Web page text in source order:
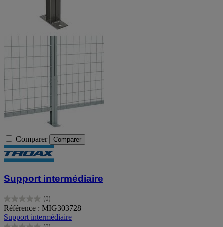
Comparer Comparer
Support intermédiaire
(0)
0.0
sur
5
Référence : MIG303728
Support intermédiaire